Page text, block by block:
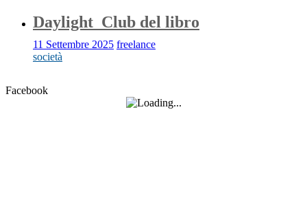
Daylight_Club del libro
11 Settembre 2025 freelance
società
Facebook